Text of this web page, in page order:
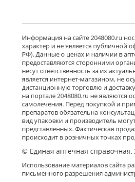
Информация на сайте 2048080.ru
характер и не является публичной
РФ). Данные о ценах и наличии в
предоставляются сторонними
несут ответственность за их
является интернет-магазином, не
дистанционную торговлю и
на портале 2048080.ru не являются
самолечения. Перед покупкой и
препаратов обязательна
вид упаковки и производитель
представленных. Фактическая
происходит в розничных точках
© Единая аптечная справочная,
Использование материалов сайта
письменного разрешения